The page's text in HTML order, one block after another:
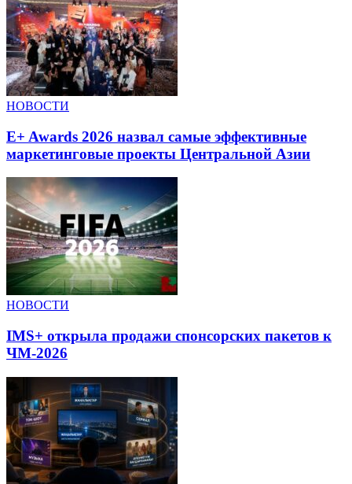
НОВОСТИ
E+ Awards 2026 назвал самые эффективные
маркетинговые проекты Центральной Азии
НОВОСТИ
IMS+ открыла продажи спонсорских пакетов к
ЧМ-2026